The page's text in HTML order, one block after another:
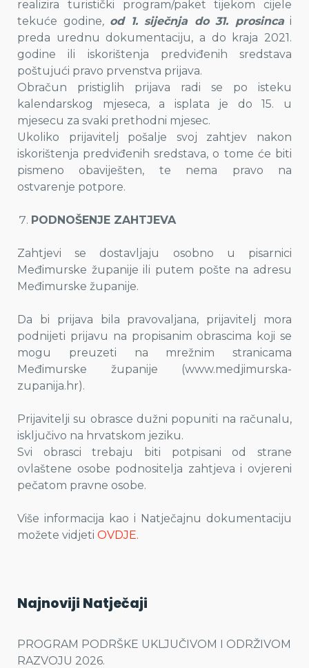
realizira turistički program/paket tijekom cijele
tekuće godine, od 1. siječnja do 31. prosincai
preda urednu dokumentaciju, a do kraja 2021.
godine ili iskorištenja predviđenih sredstava
poštujući pravo prvenstva prijava.
Obračun pristiglih prijava radi se po isteku
kalendarskog mjeseca, a isplata je do 15. u
mjesecu za svaki prethodni mjesec.
Ukoliko prijavitelj pošalje svoj zahtjev nakon
iskorištenja predviđenih sredstava, o tome će biti
pismeno obaviješten, te nema pravo na
ostvarenje potpore.
PODNOŠENJE ZAHTJEVA
Zahtjevi se dostavljaju osobno u pisarnici
Međimurske županije ili putem pošte na adresu
Međimurske županije.
Da bi prijava bila pravovaljana, prijavitelj mora
podnijeti prijavu na propisanim obrascima koji se
mogu preuzeti na mrežnim stranicama
Međimurske županije (www.medjimurska-
zupanija.hr).
Prijavitelji su obrasce dužni popuniti na računalu,
isključivo na hrvatskom jeziku.
Svi obrasci trebaju biti potpisani od strane
ovlaštene osobe podnositelja zahtjeva i ovjereni
pečatom pravne osobe.
Više informacija kao i Natječajnu dokumentaciju
možete vidjeti OVDJE.
Najnoviji Natječaji
PROGRAM PODRŠKE UKLJUČIVOM I ODRŽIVOM
RAZVOJU 2026.